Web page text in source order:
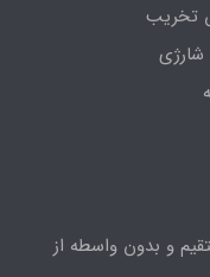
و بدون واسطه از